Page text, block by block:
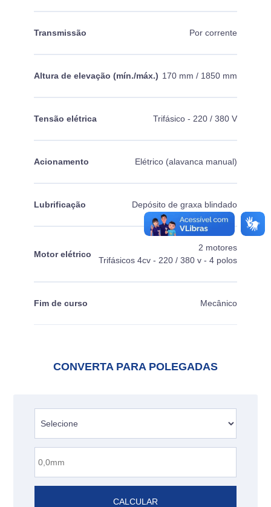
Transmissão Por corrente
Altura de elevação (mín./máx.) 170 mm / 1850 mm
Tensão elétrica Trifásico - 220 / 380 V
Acionamento Elétrico (alavanca manual)
Lubrificação Depósito de graxa blindado
Motor elétrico
2 motores
Trifásicos 4cv - 220 / 380 v - 4 polos
Fim de curso Mecânico
CONVERTA PARA POLEGADAS
CALCULAR